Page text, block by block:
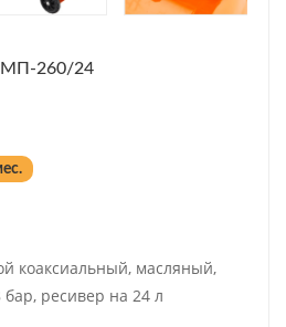
260/24
коаксиальный, масляный,
ресивер на 24 л